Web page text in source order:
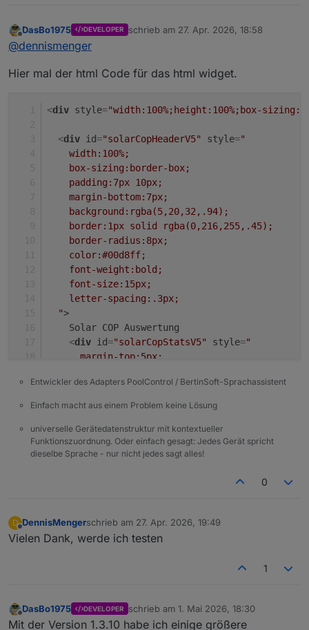
Offline
DasBo1975 DEVELOPER schrieb am 27. Apr. 2026, 18:58
zuletzt editiert von
@dennismenger
Hier mal der html Code für das html widget.
<div style="width:100%;height:100%;box-
<div id="solarCopHeaderV5" style="
    width:100%;
    box-sizing:border-box;
    padding:7px 10px;
    margin-bottom:7px;
    background:rgba(5,20,32,.94);
    border:1px solid rgba(0,216,255,.45);
    border-radius:8px;
    color:#00d8ff;
    font-weight:bold;
    font-size:15px;
    letter-spacing:.3px;
  "
>
    Solar COP Auswertung
<div id="solarCopStatsV5" style="
      margin-top:5px;
      font-weight:normal;
      font-size:10px;
    "
>lade Tageswerte...</div>
</div>
    padding:0 4px 8px 4px;
    box-sizing:border-box;
div>
Entwickler des Adapters PoolControl / BertinSoft-Sprachassistent
Einfach macht aus einem Problem keine Lösung
universelle Gerätedatenstruktur mit kontextueller
Funktionszuordnung. Oder einfach gesagt: Jedes Gerät spricht
dieselbe Sprache - nur nicht jedes sagt alles!
0
D
Offline
DennisMengerschrieb am 27. Apr. 2026, 19:49
zuletzt editiert von
Vielen Dank, werde ich testen
1
Offline
DasBo1975 DEVELOPER schrieb am 1. Mai 2026, 18:30
zuletzt editiert von
Mit der Version 1.3.10 habe ich einige größere